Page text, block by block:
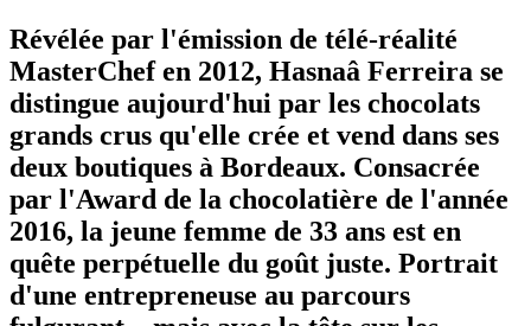
Révélée par l'émission de télé-réalité
MasterChef en 2012, Hasnaâ Ferreira se
distingue aujourd'hui par les chocolats
grands crus qu'elle crée et vend dans ses
deux boutiques à Bordeaux. Consacrée
par l'Award de la chocolatière de l'année
2016, la jeune femme de 33 ans est en
quête perpétuelle du goût juste. Portrait
d'une entrepreneuse au parcours